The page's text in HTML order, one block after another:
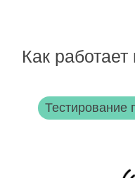
Как
Тестирование